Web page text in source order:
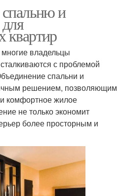
спальню и
квартир
владельцы
с проблемой
спальни и
решением, позволяющим
комфортное жилое
не только экономит
более просторным и